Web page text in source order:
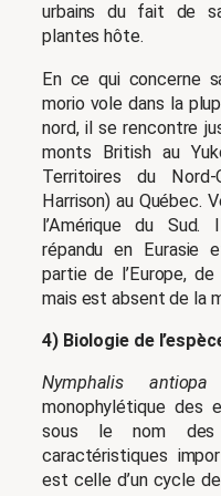
urbains du fait de
plantes hôte.
En ce qui concerne
morio vole dans la
nord, il se rencontre
monts British au
Territoires du
Harrison) au Québec.
l’Amérique du
répandu en Eurasie
partie de l’Europe, de
mais est absent de la
4) Biologie de
Nymphalis antiopa
monophylétique des
sous le nom des
caractéristiques
est celle d’un cycle